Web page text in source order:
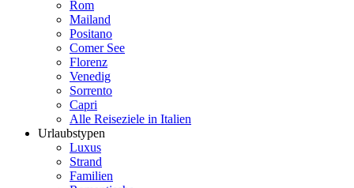
Rom
Mailand
Positano
Comer See
Florenz
Venedig
Sorrento
Capri
Alle Reiseziele in Italien
Urlaubstypen
Luxus
Strand
Familien